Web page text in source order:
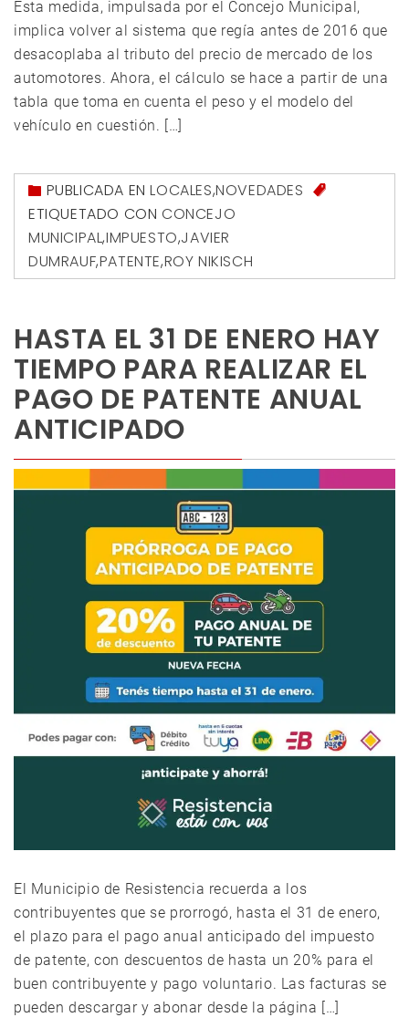
Esta medida, impulsada por el Concejo Municipal,
implica volver al sistema que regía antes de 2016 que
desacoplaba al tributo del precio de mercado de los
automotores. Ahora, el cálculo se hace a partir de una
tabla que toma en cuenta el peso y el modelo del
vehículo en cuestión. […]
PUBLICADA ENLOCALES,NOVEDADES
ETIQUETADO CON CONCEJO
MUNICIPAL,IMPUESTO,JAVIER
DUMRAUF,PATENTE,ROY NIKISCH
HASTA EL 31 DE ENERO HAY
TIEMPO PARA REALIZAR EL
PAGO DE PATENTE ANUAL
ANTICIPADO
El Municipio de Resistencia recuerda a los
contribuyentes que se prorrogó, hasta el 31 de enero,
el plazo para el pago anual anticipado del impuesto
de patente, con descuentos de hasta un 20% para el
buen contribuyente y pago voluntario. Las facturas se
pueden descargar y abonar desde la página […]